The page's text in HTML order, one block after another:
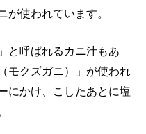
が使われています。
と呼ばれるカニ汁もあ
モクズガニ）」が使われ
にかけ、こしたあとに塩